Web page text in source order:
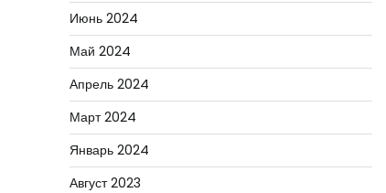
Июнь 2024
Май 2024
Апрель 2024
Март 2024
Январь 2024
Август 2023